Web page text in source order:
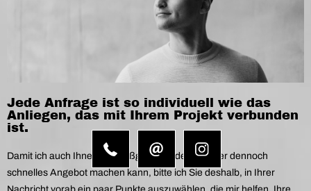
Jede Anfrage ist so individuell wie das
Anliegen, das mit Ihrem Projekt verbunden
ist.
Damit ich auch Ihnen ein maßgeschneidertes, aber dennoch
schnelles Angebot machen kann, bitte ich Sie deshalb, in Ihrer